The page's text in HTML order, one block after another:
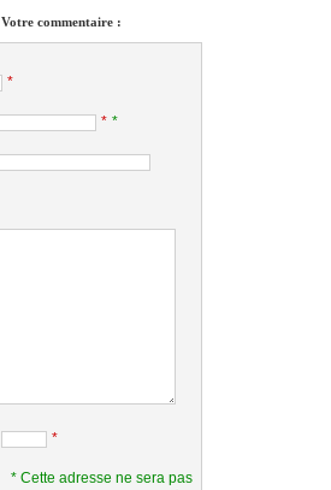
Votre commentaire :
*
* *
*
* Cette adresse ne sera pas